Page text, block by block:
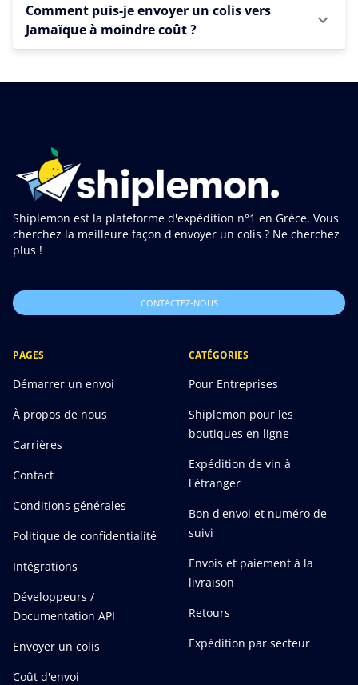
Comment puis-je envoyer un colis vers
Jamaïque à moindre coût ?
Shiplemon est la plateforme d'expédition n°1 en Grèce. Vous
cherchez la meilleure façon d'envoyer un colis ? Ne cherchez
plus !
CONTACTEZ-NOUS
PAGES
Démarrer un envoi
À propos de nous
Carrières
Contact
Conditions générales
Politique de confidentialité
Intégrations
Développeurs /
Documentation API
Envoyer un colis
Coût d'envoi
CATÉGORIES
Pour Entreprises
Shiplemon pour les
boutiques en ligne
Expédition de vin à
l'étranger
Bon d'envoi et numéro de
suivi
Envois et paiement à la
livraison
Retours
Expédition par secteur